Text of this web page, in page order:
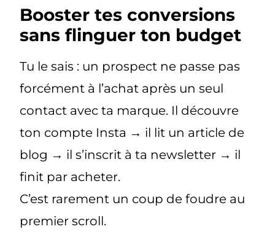
Booster tes conversions
sans flinguer ton budget
Tu le sais : un prospect ne passe pas
forcément à l’achat après un seul
contact avec ta marque. Il découvre
ton compte Insta → il lit un article de
blog → il s’inscrit à ta newsletter → il
finit par acheter.
C’est rarement un coup de foudre au
premier scroll.